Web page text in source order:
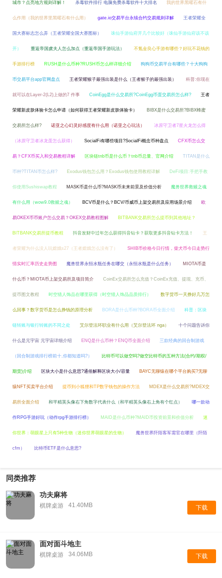
城市？点亮地方规则详解！ 杀毒软件排行 电脑免费杀毒软件十大排名 我的世界黑曜石有什
么作用（我的世界里黑曜石有什么用） gate.io交易平台永续合约交易规则详解 王者荣耀全
国大赛标志怎么弄（王者荣耀全国大赛图标） 诛仙手游仙府开几个比较好（诛仙手游仙府该不该
开） 重返帝国虞夫人怎么加点（重返帝国手游玩法） 不氪金良心手游有哪些？好玩不花钱的
手游排行榜 RUSH是什么币种?RUSH币怎么样详细介绍 狗狗币交易平台有哪些？十大狗狗
币交易平台app官网盘点 王者荣耀猴子最强出装是什么（王者猴子的最强出装） 科普:你现在
就可以在Layer-2(L2)上做的7 件事 CoinEgg是什么交易所?CoinEgg币蛋交易所怎么样? 王者
荣耀新皮肤体验卡怎么申请（如何获得王者荣耀新皮肤体验卡） BIBX是什么交易所?BIBX蜂蜜
交易所怎么样? 诺亚之心幻灵好感度有什么用（诺亚之心玩法） 冰原守卫者7星火龙怎么得
（冰原守卫者冰龙蛋怎么获得） SocialFi有哪些项目?SocialFi概念币种盘点 CFX币怎么交
易？CFX币买入和交易教程详解 区块链tnb币是什么币？tnb币总量、官网介绍 TITAN是什么
币种?TITAN币怎么样? Exodus钱包怎么用？Exodus钱包使用教程详解 DeFi项目:手把手教
你使用Sushiswap教程 MASK币是什么币?MASK币未来前景及价值分析 魔兽世界救赎之魂
有什么用（wow9.0救赎之魂） BCV币是什么？BCV/币威币上架交易所及应用场景介绍 欧
易OKEX币币账户怎么交易？OKEX交易教程图解 BITBANK交易所怎么提币到其他地址？
BITBANK交易所提币教程 抖音发财中过年怎么获得抖音钻卡？获取更多抖音钻卡方法！ 王
者荣耀为什么没人玩嫦娥s27（王者嫦娥怎么没有了） SHIB币价格今日行情，柴犬币今日走势行
情实时汇率历史走势图 魔兽世界永恒水瓶任务在哪交（永恒水瓶是什么任务） MIOTA币是
什么币？MIOTA币上架交易所及项目简介 CoinEx交易所怎么充值？CoinEx充值、提现、充币、
提币图文教程 时空猎人饰品在哪里获得（时空猎人饰品品质排行） 数字货币一天挣好几万怎
么回事？数字货币是怎么挣钱的原理分析 BORA是什么币种?BORA币全面介绍 科普：区块
链转账与银行转账的不同之处 艾尔登法环职业有什么用（艾尔登法环 nga） 十个问题告诉你
什么是元宇宙 元宇宙详细介绍 ENQ是什么币种？ENQ币全面介绍 三款经典的回合制游戏
（回合制游戏排行榜前十,你都知道吗?） 比特币可以做空吗?做空比特币的五种方法(合约/期权/
期货)介绍 区块大小是什么意思?通俗解释区块大小/容量 BAYC无聊猿在哪个平台购买?无聊
猿NFT买卖平台介绍 提币到小狐狸和TP数字钱包的操作方法 MDEX是什么交易所?MDEX交
易所全面介绍 和平精英头像右下角数字代表什么（和平精英头像右上角有个红点） 哪一款动
作RPG手游好玩（动作rpg手游排行榜） MAID是什么币种?MAID币投资前景和价值分析 迷
你世界：萌眼星上只有5种生物（迷你世界萌眼星的生物） 魔兽世界阡陌客军需官在哪里（阡陌
cfm） 比特币ETF是什么意思?
同类推荐
功夫麻将
棋牌桌游 41.40MB 下载
面对面斗地主
棋牌桌游 34.06MB 下载